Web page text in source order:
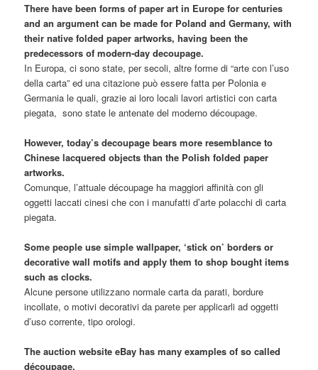
There have been forms of paper art in Europe for centuries
and an argument can be made for Poland and Germany, with
their native folded paper artworks, having been the
predecessors of modern-day decoupage.
In Europa, ci sono state, per secoli, altre forme di “arte con l’uso
della carta” ed una citazione può essere fatta per Polonia e
Germania le quali, grazie ai loro locali lavori artistici con carta
piegata, sono state le antenate del moderno découpage.
However, today’s decoupage bears more resemblance to
Chinese lacquered objects than the Polish folded paper
artworks.
Comunque, l’attuale découpage ha maggiori affinità con gli
oggetti laccati cinesi che con i manufatti d’arte polacchi di carta
piegata.
Some people use simple wallpaper, ‘stick on’ borders or
decorative wall motifs and apply them to shop bought items
such as clocks.
Alcune persone utilizzano normale carta da parati, bordure
incollate, o motivi decorativi da parete per applicarli ad oggetti
d’uso corrente, tipo orologi.
The auction website eBay has many examples of so called
découpage.